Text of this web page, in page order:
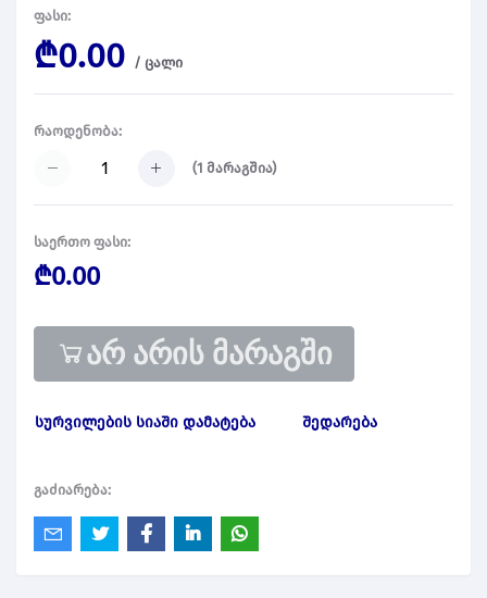
ფასი:
₾0.00 / ცალი
რაოდენობა:
(1 მარაგშია)
საერთო ფასი:
₾0.00
არ არის მარაგში
სურვილების სიაში დამატება შედარება
გაძიარება: